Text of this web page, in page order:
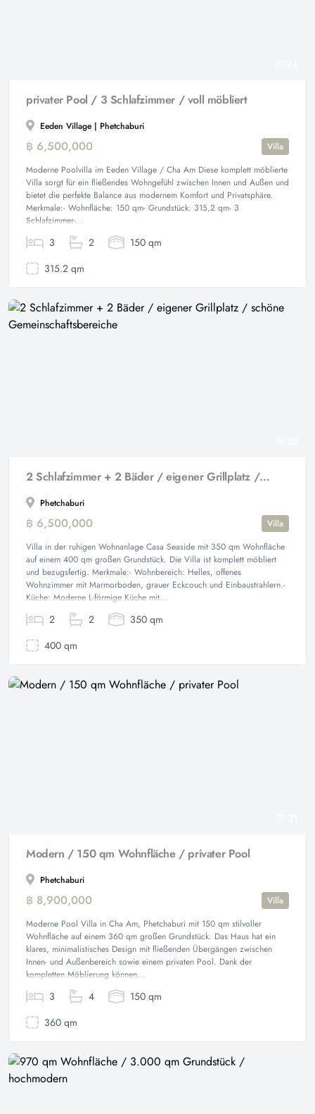
privater Pool / 3 Schlafzimmer / voll möbliert
Eeden Village | Phetchaburi
฿ 6,500,000
Villa
Moderne Poolvilla im Eeden Village / Cha Am Diese komplett möblierte
Villa sorgt für ein fließendes Wohngefühl zwischen Innen und Außen und
bietet die perfekte Balance aus modernem Komfort und Privatsphäre.
Merkmale:- Wohnfläche: 150 qm- Grundstück: 315,2 qm- 3
Schlafzimmer-...
3 2
150 qm
315.2 qm
2 Schlafzimmer + 2 Bäder / eigener Grillplatz / schöne Gemeinschaftsbereiche
Phetchaburi
฿ 6,500,000
Villa
Villa in der ruhigen Wohnanlage Casa Seaside mit 350 qm Wohnfläche
auf einem 400 qm großen Grundstück. Die Villa ist komplett möbliert
und bezugsfertig. Merkmale:- Wohnbereich: Helles, offenes
Wohnzimmer mit Marmorboden, grauer Eckcouch und Einbaustrahlern.-
Küche: Moderne L-förmige Küche mit...
2 2
350 qm
400 qm
Modern / 150 qm Wohnfläche / privater Pool
Phetchaburi
฿ 8,900,000
Villa
Moderne Pool Villa in Cha Am, Phetchaburi mit 150 qm stilvoller
Wohnfläche auf einem 360 qm großen Grundstück. Das Haus hat ein
klares, minimalistisches Design mit fließenden Übergängen zwischen
Innen- und Außenbereich sowie einem privaten Pool. Dank der
kompletten Möblierung können...
3 4
150 qm
360 qm